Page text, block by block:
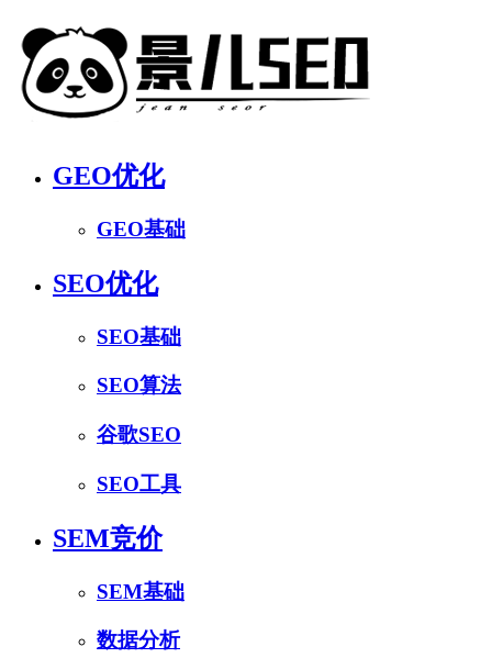
GEO优化
GEO基础
SEO优化
SEO基础
SEO算法
谷歌SEO
SEO工具
SEM竞价
SEM基础
数据分析